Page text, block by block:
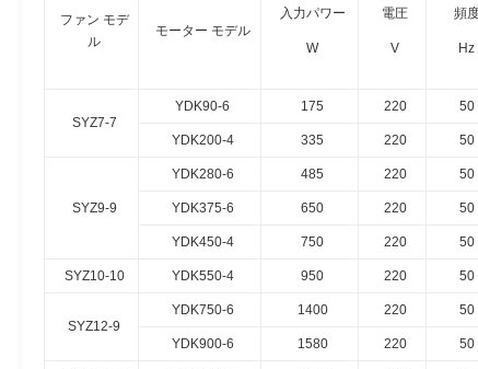
ファン モデ
ル
モーター モデル
入力パワー
W
電圧
V
頻
Hz
SYZ7-7
YDK90-6 175 220 50
YDK200-4 335 220 50
SYZ9-9
YDK280-6 485 220 50
YDK375-6 650 220 50
YDK450-4 750 220 50
SYZ10-10 YDK550-4 950 220 50
SYZ12-9
YDK750-6 1400 220 50
YDK900-6 1580 220 50